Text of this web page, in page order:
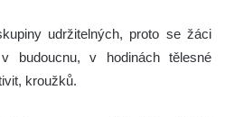
udržitelných, proto se žáci
budoucnu, v hodinách tělesné
kroužků.